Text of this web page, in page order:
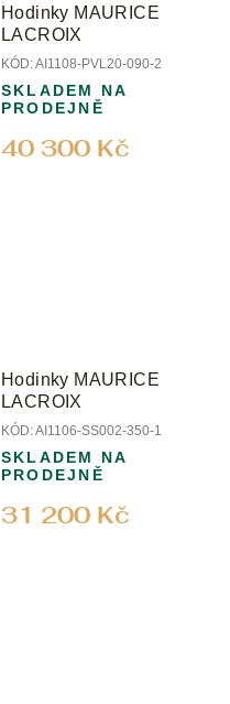
Hodinky MAURICE
LACROIX
KÓD:AI1108-PVL20-090-2
40 300 Kč
SKLADEM NA
PRODEJNĚ
Hodinky MAURICE
LACROIX
KÓD:AI1106-SS002-350-1
31 200 Kč
SKLADEM NA
PRODEJNĚ